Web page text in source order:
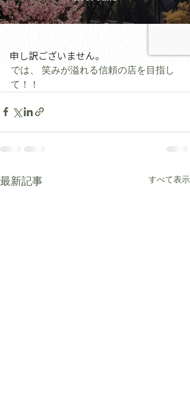
では、 笑みが溢れる信頼の店を目指し
て！！
最新記事 すべて表示